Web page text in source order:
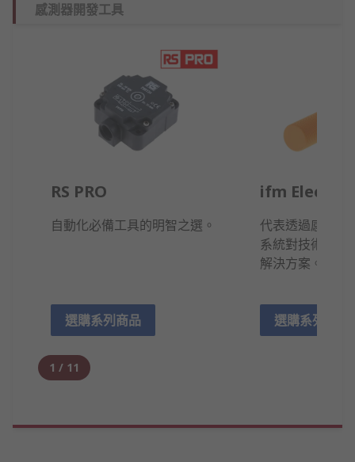
感測器開發工具
RS PRO
自動化必備工具的明智之選。
選購系列商品
ifm
代表透過感測器
系統對技術流程
解決方案。
選購系列商品
1 / 11